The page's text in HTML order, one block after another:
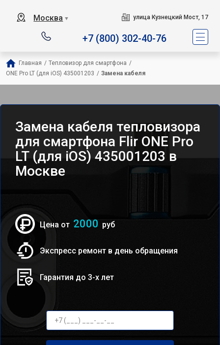
Москва ▼ улица Кузнецкий Мост, 17
+7 (800) 302-40-76
Главная / Тепловизор для смартфона /
ONE Pro LT (для iOS) 435001203 / Замена кабеля
Замена кабеля тепловизора
для смартфона Flir ONE Pro
LT (для iOS) 435001203 в
Москве
Цена от 2000 руб
Экспресс ремонт в день обращения
Гарантия до 3-х лет